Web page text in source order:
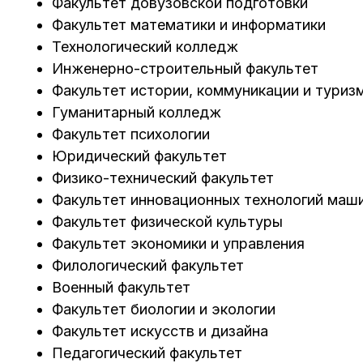
Факультет математики и информатики
Технологический колледж
Инженерно-строительный факультет
Факультет истории, коммуникации и
Гуманитарный колледж
Факультет психологии
Юридический факультет
Физико-технический факультет
Факультет инновационных технологий
Факультет физической культуры
Факультет экономики и управления
Филологический факультет
Военный факультет
Факультет биологии и экологии
Факультет искусств и дизайна
Педагогический факультет